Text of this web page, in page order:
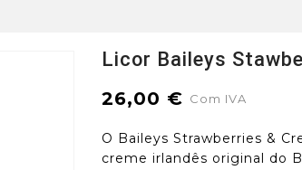
Licor Baileys
26,00 € Com IVA
O Baileys Strawberries &
creme irlandês original do